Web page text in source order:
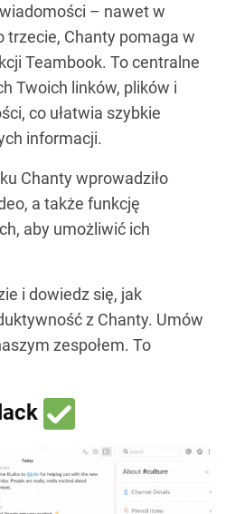
– nawet w
trzecie, Chanty pomaga w
Teambook. To centralne
Twoich linków, plików i
co ułatwia szybkie
informacji.
Chanty wprowadziło
a także funkcję
aby umożliwić ich
i dowiedz się, jak
z Chanty. Umów
zespołem. To